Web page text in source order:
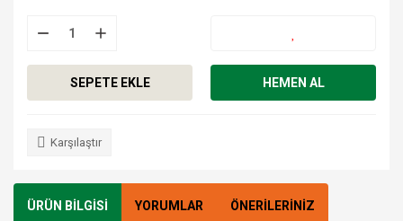
SEPETE EKLE HEMEN AL
Karşılaştır
ÜRÜN BİLGİSİ YORUMLAR ÖNERİLERİNİZ